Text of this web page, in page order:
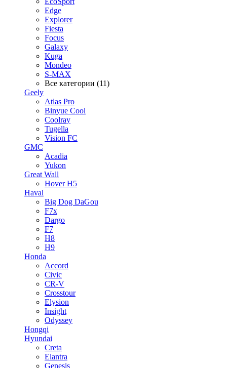
Edge
Explorer
Fiesta
Focus
Galaxy
Kuga
Mondeo
S-MAX
Все категории (11)
Geely
Atlas Pro
Binyue Cool
Coolray
Tugella
Vision FC
GMC
Acadia
Yukon
Great Wall
Hover H5
Haval
Big Dog DaGou
F7x
Dargo
F7
H8
H9
Honda
Accord
Civic
CR-V
Crosstour
Elysion
Insight
Odyssey
Hongqi
Hyundai
Creta
Elantra
Genesis